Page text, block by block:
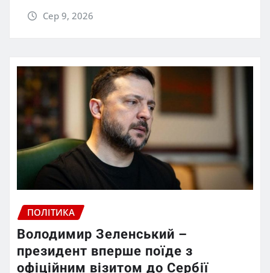
Сер 9, 2026
ПОЛІТИКА
Володимир Зеленський –
президент вперше поїде з
офіційним візитом до Сербії